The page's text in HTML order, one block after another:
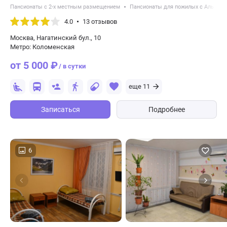
Пансионаты с 2-х местным размещением Пансионаты для пожилых с
4.0 13 отзывов
Москва, Нагатинский бул., 10
Метро: Коломенская
от 5 000 ₽/ в сутки
еще 11
Записаться Подробнее
6